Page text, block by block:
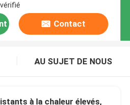
Contact
AU SUJET DE NOUS
à la chaleur élevés,